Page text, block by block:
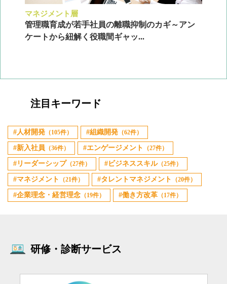
マネジメント層
管理職育成が若手社員の離職抑制のカギ～アン
ケートから紐解く役職間ギャッ...
注目キーワード
人材開発 （105件） 組織開発 （62件）
新入社員 （36件） エンゲージメント （27件）
リーダーシップ （27件） ビジネススキル（25件）
マネジメント （21件） タレントマネジメント （20件）
企業理念・経営理念 （19件） 働き方改革 （17件）
研修・診断サービス